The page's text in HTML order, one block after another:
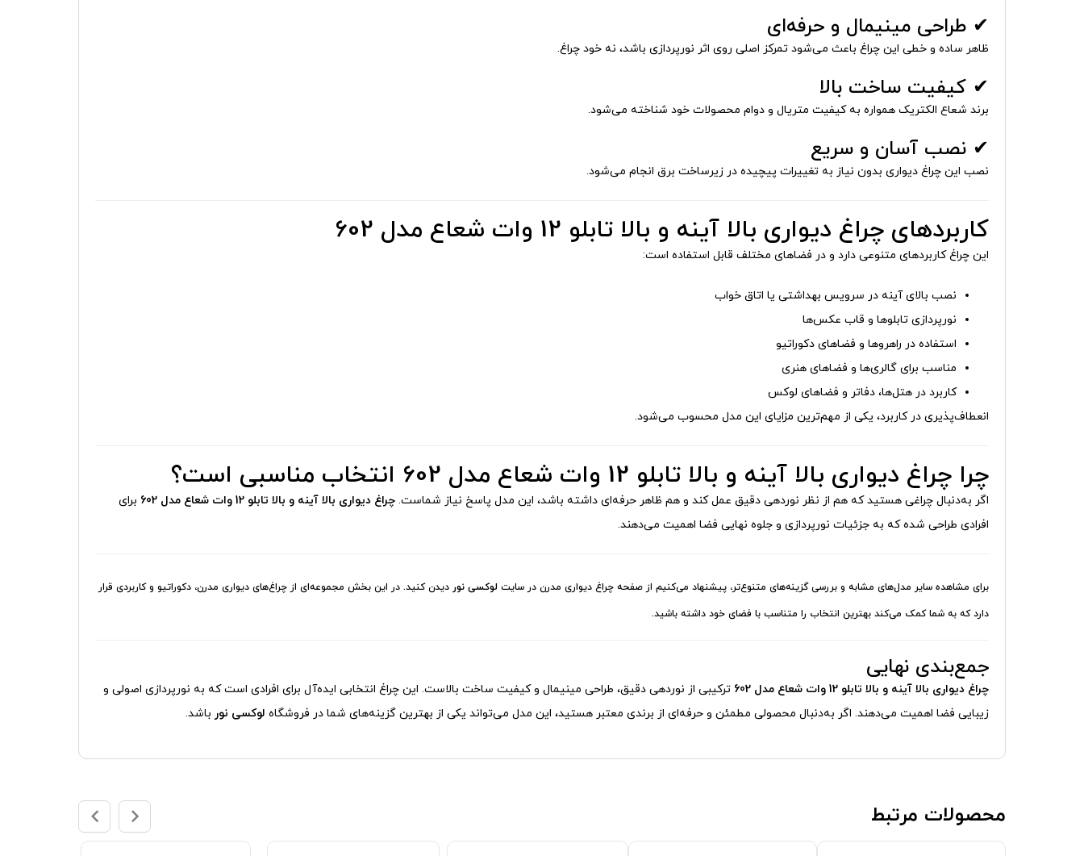
✔ طراحی مینیمال و حرفه‌ای
ظاهر ساده و خطی این چراغ باعث می‌شود تمرکز اصلی روی اثر نورپردازی باشد، نه خود چراغ.
✔ کیفیت ساخت بالا
برند شعاع الکتریک همواره به کیفیت متریال و دوام محصولات خود شناخته می‌شود.
✔ نصب آسان و سریع
نصب این چراغ دیواری بدون نیاز به تغییرات پیچیده در زیرساخت برق انجام می‌شود.
کاربردهای چراغ دیواری بالا آینه و بالا تابلو 12 وات شعاع مدل 602
این چراغ کاربردهای متنوعی دارد و در فضاهای مختلف قابل استفاده است:
نصب بالای آینه در سرویس بهداشتی یا اتاق خواب
نورپردازی تابلوها و قاب عکس‌ها
استفاده در راهروها و فضاهای دکوراتیو
مناسب برای گالری‌ها و فضاهای هنری
کاربرد در هتل‌ها، دفاتر و فضاهای لوکس
انعطاف‌پذیری در کاربرد، یکی از مهم‌ترین مزایای این مدل محسوب می‌شود.
چرا چراغ دیواری بالا آینه و بالا تابلو 12 وات شعاع مدل 602 انتخاب مناسبی است؟
اگر به‌دنبال چراغی هستید که هم از نظر نوردهی دقیق عمل کند و هم ظاهر حرفه‌ای داشته باشد، این مدل پاسخ نیاز شماست. چراغ دیواری بالا آینه و بالا تابلو 12 وات شعاع مدل 602
برای
افرادی طراحی شده که به جزئیات نورپردازی و جلوه نهایی فضا اهمیت می‌دهند.
برای مشاهده سایر مدل‌های مشابه و بررسی گزینه‌های متنوع‌تر، پیشنهاد می‌کنیم از صفحه چراغ دیواری مدرن در سایت لوکسی نور دیدن کنید. در این بخش مجموعه‌ای از چراغ‌های دیواری مدرن، دکوراتیو و کاربردی قرار
دارد که به شما کمک می‌کند بهترین انتخاب را متناسب با فضای خود داشته باشید.
جمع‌بندی نهایی
چراغ دیواری بالا آینه و بالا تابلو 12 وات شعاع مدل 602
ترکیبی از نوردهی دقیق، طراحی مینیمال و کیفیت ساخت بالاست. این چراغ انتخابی ایده‌آل برای افرادی است که به نورپردازی اصولی و
زیبایی فضا اهمیت می‌دهند. اگر به‌دنبال محصولی مطمئن و حرفه‌ای از برندی معتبر هستید، این مدل می‌تواند یکی از بهترین گزینه‌های شما در فروشگاه لوکسی نور باشد.
محصولات مرتبط